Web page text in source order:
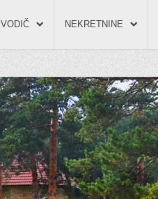
VODIČ NEKRETNINE